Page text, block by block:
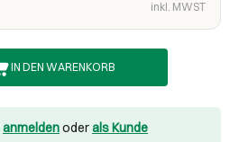
inkl. MWST
IN DEN WARENKORB
anmeldenoderals Kunde